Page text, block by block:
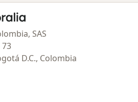
de inicio
SAS
73
D.C., Colombia